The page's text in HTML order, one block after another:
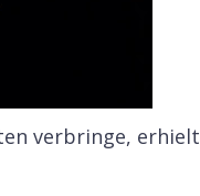
verbringe, erhielt